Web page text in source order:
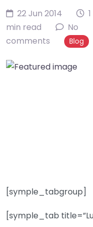
22 Jun 2014
1
min read
No
comments
Blog
[symple_tabgroup]
[symple_tab